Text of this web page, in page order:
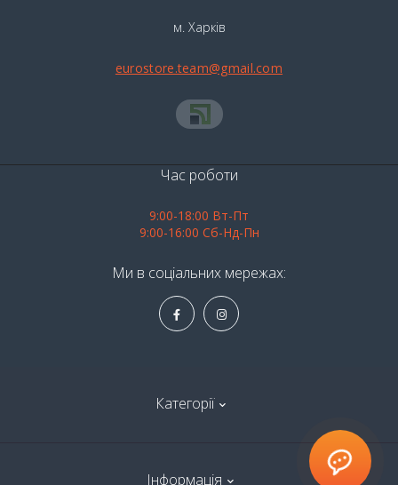
м. Харків
eurostore.team@gmail.com
Категорії
Інформація
Час роботи
9:00-18:00 Вт-Пт
9:00-16:00 Сб-Нд-Пн
Ми в соціальних мережах: